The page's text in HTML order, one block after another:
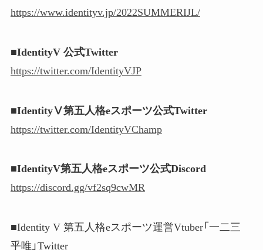
https://www.identityv.jp/2022SUMMERIJL/
■IdentityV 公式Twitter
https://twitter.com/IdentityVJP
■IdentityⅤ第五人格eスポーツ公式Twitter
https://twitter.com/IdentityVChamp
■IdentityV第五人格eスポーツ公式Discord
https://discord.gg/vf2sq9cwMR
■Identity V 第五人格eスポーツ運営Vtuber「一二三
乎唯」Twitter